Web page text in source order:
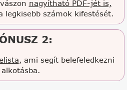
nagyítható PDF-jét is,
legkisebb számok kifestését.
2:
, ami segít belefeledkezni